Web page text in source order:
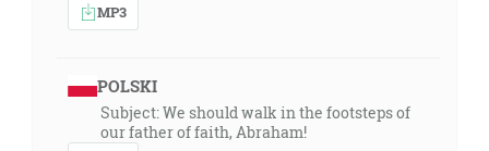
MP3
POLSKI
Subject: We should walk in the footsteps of
our father of faith, Abraham!